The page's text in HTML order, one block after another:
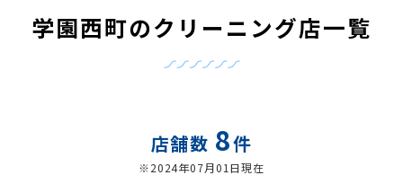
学園西町のクリーニング店一覧
店舗数 8件
※2024年07月01日現在